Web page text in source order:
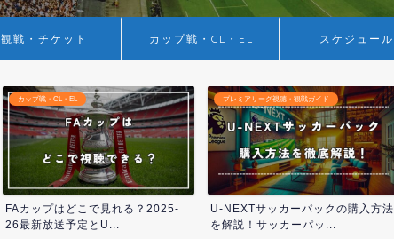
観戦・チケット カップ戦・CL・EL スケジュール
カップ戦・CL・EL
FAカップはどこで見れる？2025-
26最新放送予定とU...
プレミアリーグ視聴・観戦ガイド
U-NEXTサッカーパックの購入方法
を解説！サッカーパッ...